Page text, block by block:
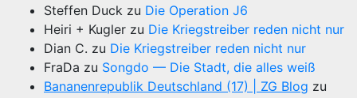
Steffen Duck zu Die Operation J6
Heiri + Kugler zu Die Kriegstreiber reden nicht nur
Dian C. zu Die Kriegstreiber reden nicht nur
FraDa zu Songdo — Die Stadt, die alles weiß
Bananenrepublik Deutschland (17) | ZG Blog zu